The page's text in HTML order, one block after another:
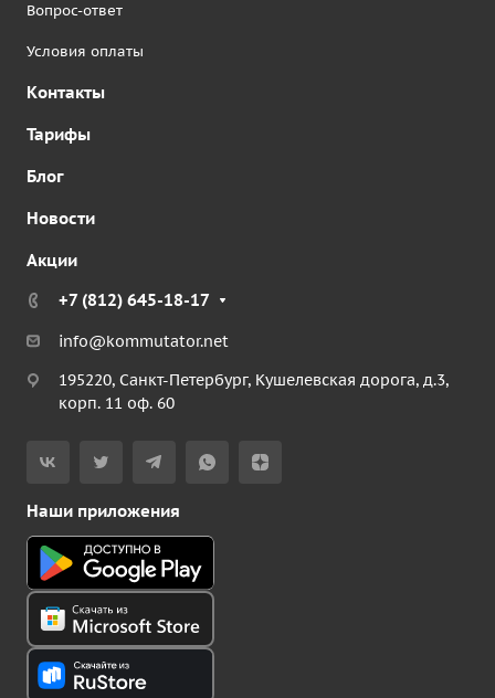
Вопрос-ответ
Условия оплаты
Контакты
Тарифы
Блог
Новости
Акции
+7 (812) 645-18-17
info@kommutator.net
195220, Санкт-Петербург, Кушелевская дорога, д.3,
корп. 11 оф. 60
Наши приложения